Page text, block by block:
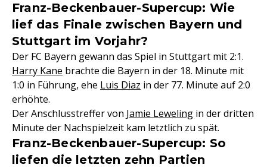
Franz-Beckenbauer-Supercup: Wie
lief das Finale zwischen Bayern und
Stuttgart im Vorjahr?
Der FC Bayern gewann das Spiel in Stuttgart mit 2:1.
Harry Kane brachte die Bayern in der 18. Minute mit
1:0 in Führung, ehe Luis Diaz in der 77. Minute auf 2:0
erhöhte.
Der Anschlusstreffer von Jamie Leweling in der dritten
Minute der Nachspielzeit kam letztlich zu spät.
Franz-Beckenbauer-Supercup: So
liefen die letzten zehn Partien